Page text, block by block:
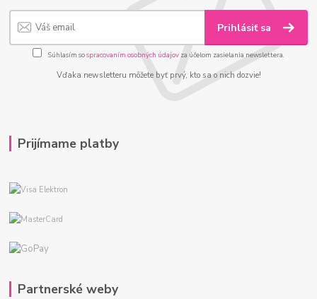
Prihlásiť sa
Súhlasím sospracovaním osobných údajov za účelom zasielania newslettera.
Vďaka newsletteru môžete byť prvý, kto sa o nich dozvie!
Prijímame platby
Partnerské weby